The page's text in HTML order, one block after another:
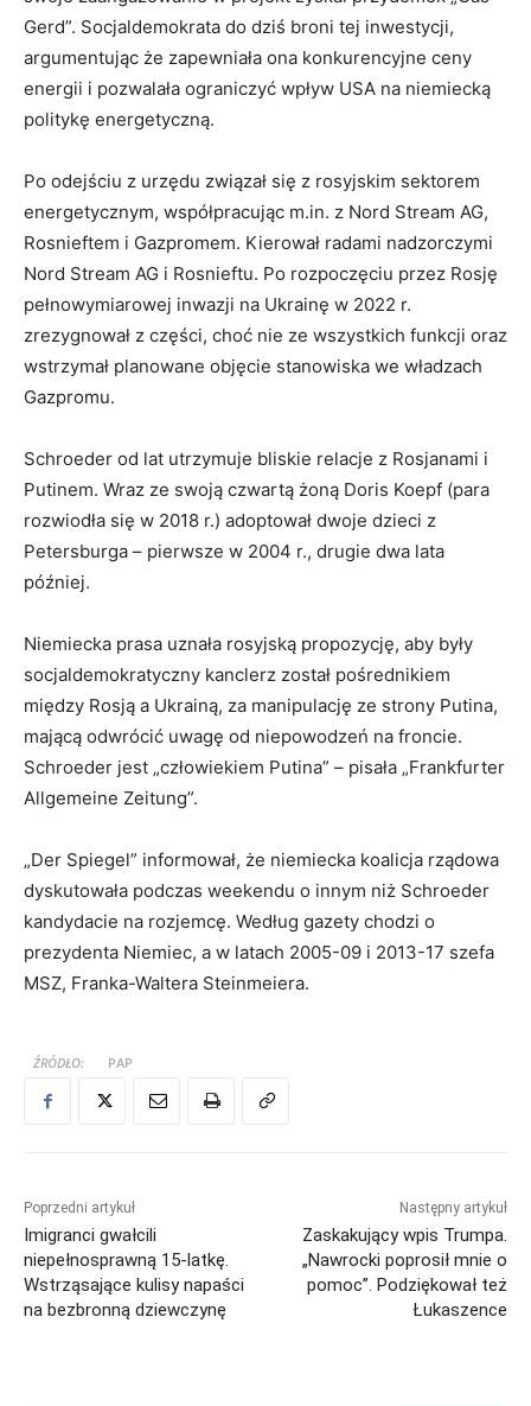
Gerd”. Socjaldemokrata do dziś broni tej inwestycji,
argumentując że zapewniała ona konkurencyjne ceny
energii i pozwalała ograniczyć wpływ USA na niemiecką
politykę energetyczną.
Po odejściu z urzędu związał się z rosyjskim sektorem
energetycznym, współpracując m.in. z Nord Stream AG,
Rosnieftem i Gazpromem. Kierował radami nadzorczymi
Nord Stream AG i Rosnieftu. Po rozpoczęciu przez Rosję
pełnowymiarowej inwazji na Ukrainę w 2022 r.
zrezygnował z części, choć nie ze wszystkich funkcji oraz
wstrzymał planowane objęcie stanowiska we władzach
Gazpromu.
Schroeder od lat utrzymuje bliskie relacje z Rosjanami i
Putinem. Wraz ze swoją czwartą żoną Doris Koepf (para
rozwiodła się w 2018 r.) adoptował dwoje dzieci z
Petersburga – pierwsze w 2004 r., drugie dwa lata
później.
Niemiecka prasa uznała rosyjską propozycję, aby były
socjaldemokratyczny kanclerz został pośrednikiem
między Rosją a Ukrainą, za manipulację ze strony Putina,
mającą odwrócić uwagę od niepowodzeń na froncie.
Schroeder jest „człowiekiem Putina” – pisała „Frankfurter
Allgemeine Zeitung”.
„Der Spiegel” informował, że niemiecka koalicja rządowa
dyskutowała podczas weekendu o innym niż Schroeder
kandydacie na rozjemcę. Według gazety chodzi o
prezydenta Niemiec, a w latach 2005-09 i 2013-17 szefa
MSZ, Franka-Waltera Steinmeiera.
ŹRÓDŁO: PAP
Poprzedni artykuł
Imigranci gwałcili
niepełnosprawną 15-latkę.
Wstrząsające kulisy napaści
na bezbronną dziewczynę
Następny artykuł
Zaskakujący wpis Trumpa.
„Nawrocki poprosił mnie o
pomoc”. Podziękował też
Łukaszence